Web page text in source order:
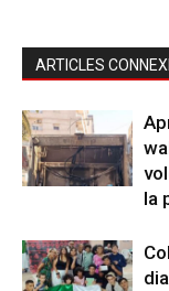
ARTICLES
la